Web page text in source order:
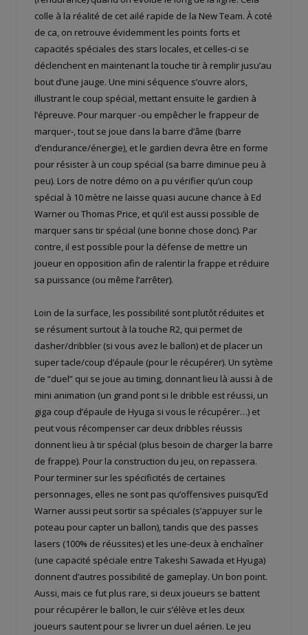
colle à la réalité de cet ailé rapide de la New Team. À coté
de ca, on retrouve évidemment les points forts et
capacités spéciales des stars locales, et celles-ci se
déclenchent en maintenant la touche tir à remplir jusu’au
bout d’une jauge. Une mini séquence s’ouvre alors,
illustrant le coup spécial, mettant ensuite le gardien à
l’épreuve. Pour marquer -ou empêcher le frappeur de
marquer-, tout se joue dans la barre d’âme (barre
d’endurance/énergie), et le gardien devra être en forme
pour résister à un coup spécial (sa barre diminue peu à
peu). Lors de notre démo on a pu vérifier qu’un coup
spécial à 10 mètre ne laisse quasi aucune chance à Ed
Warner ou Thomas Price, et qu’il est aussi possible de
marquer sans tir spécial (une bonne chose donc). Par
contre, il est possible pour la défense de mettre un
joueur en opposition afin de ralentir la frappe et réduire
sa puissance (ou même l’arrêter).
Loin de la surface, les possibilité sont plutôt réduites et
se résument surtout à la touche R2, qui permet de
dasher/dribbler (si vous avez le ballon) et de placer un
super tacle/coup d’épaule (pour le récupérer). Un sytème
de “duel” qui se joue au timing, donnant lieu là aussi à de
mini animation (un grand pont si le dribble est réussi, un
giga coup d’épaule de Hyuga si vous le récupérer…) et
peut vous récompenser car deux dribbles réussis
donnent lieu à tir spécial (plus besoin de charger la barre
de frappe). Pour la construction du jeu, on repassera.
Pour terminer sur les spécificités de certaines
personnages, elles ne sont pas qu’offensives puisqu’Ed
Warner aussi peut sortir sa spéciales (s’appuyer sur le
poteau pour capter un ballon), tandis que des passes
lasers (100% de réussites) et les une-deux à enchaîner
(une capacité spéciale entre Takeshi Sawada et Hyuga)
donnent d’autres possibilité de gameplay. Un bon point.
Aussi, mais ce fut plus rare, si deux joueurs se battent
pour récupérer le ballon, le cuir s’élève et les deux
joueurs sautent pour se livrer un duel aérien. Le jeu